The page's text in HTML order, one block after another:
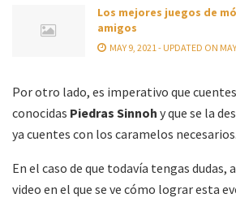
Los mejores juegos de
amigos
MAY 9, 2021 - UPDATED ON
Por otro lado, es imperativo que
conocidas Piedras Sinnoh y que se la
ya cuentes con los caramelos necesarios.
En el caso de que todavía tengas dudas,
video en el que se ve cómo lograr esta